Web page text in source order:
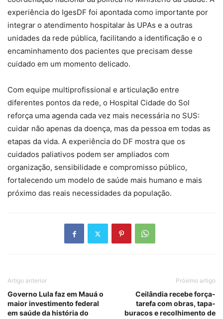
experiência do IgesDF foi apontada como importante por
integrar o atendimento hospitalar às UPAs e a outras
unidades da rede pública, facilitando a identificação e o
encaminhamento dos pacientes que precisam desse
cuidado em um momento delicado.
Com equipe multiprofissional e articulação entre
diferentes pontos da rede, o Hospital Cidade do Sol
reforça uma agenda cada vez mais necessária no SUS:
cuidar não apenas da doença, mas da pessoa em todas as
etapas da vida. A experiência do DF mostra que os
cuidados paliativos podem ser ampliados com
organização, sensibilidade e compromisso público,
fortalecendo um modelo de saúde mais humano e mais
próximo das reais necessidades da população.
Artigo anterior
Governo Lula faz em Mauá o
maior investimento federal
em saúde da história do
Próximo artigo
Ceilândia recebe força-
tarefa com obras, tapa-
buracos e recolhimento de